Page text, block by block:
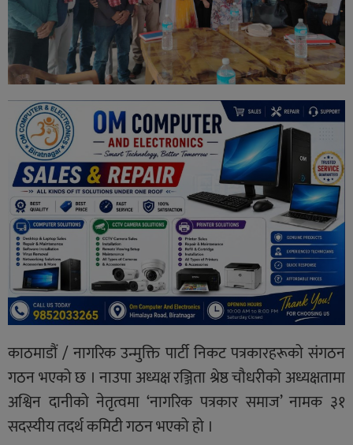
काठमाडौं / नागरिक उन्मुक्ति पार्टी निकट पत्रकारहरूको संगठन
गठन भएको छ । नाउपा अध्यक्ष रञ्जिता श्रेष्ठ चौधरीको अध्यक्षतामा
अश्विन दानीको नेतृत्वमा ‘नागरिक पत्रकार समाज’ नामक ३१
सदस्यीय तदर्थ कमिटी गठन भएको हो ।